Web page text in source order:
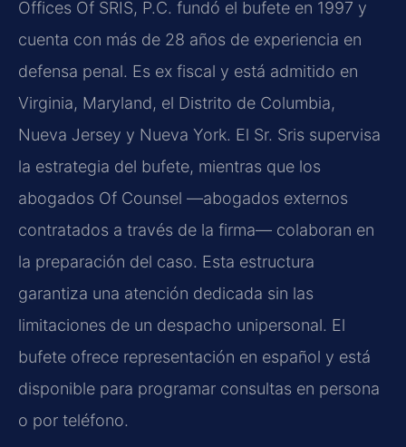
Offices Of SRIS, P.C. fundó el bufete en 1997 y
cuenta con más de 28 años de experiencia en
defensa penal. Es ex fiscal y está admitido en
Virginia, Maryland, el Distrito de Columbia,
Nueva Jersey y Nueva York. El Sr. Sris supervisa
la estrategia del bufete, mientras que los
abogados Of Counsel —abogados externos
contratados a través de la firma— colaboran en
la preparación del caso. Esta estructura
garantiza una atención dedicada sin las
limitaciones de un despacho unipersonal. El
bufete ofrece representación en español y está
disponible para programar consultas en persona
o por teléfono.